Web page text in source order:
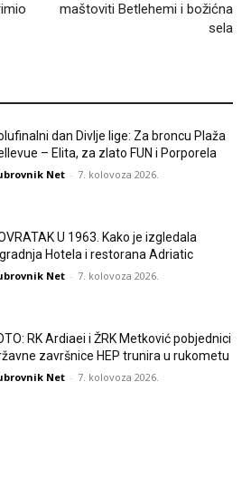
maštoviti Betlehemi i božićna
sela
dan Divlje lige: Za broncu Plaža
– Elita, za zlato FUN i Porporela
Net - 7. kolovoza 2026.
U 1963. Kako je izgledala
Hotela i restorana Adriatic
Net - 7. kolovoza 2026.
RK Ardiaei i ŽRK Metković pobjednici
završnice HEP trunira u rukometu
Net - 7. kolovoza 2026.